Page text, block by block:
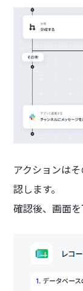
アクションは
認します。
確認後、画面